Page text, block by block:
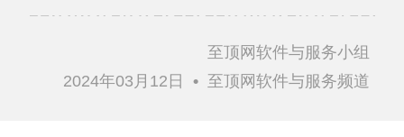
至顶网软件与服务小组
2024年03月12日
• 至顶网软件与服务频道